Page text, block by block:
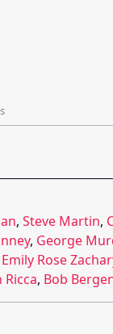
, Steve Martin,
, George
Emily Rose
Ricca, Bob